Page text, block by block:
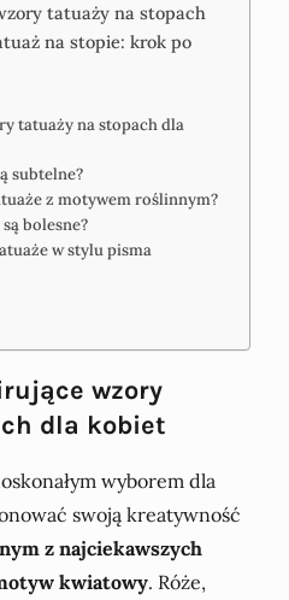
tatuaży na stopach
na stopie: krok po
tatuaży na stopach dla
subtelne?
z motywem roślinnym?
bolesne?
w stylu pisma
wzory
dla kobiet
wyborem dla
swoją kreatywność
z najciekawszych
kwiatowy. Róże,